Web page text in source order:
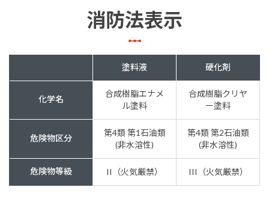
消防法表示
塗料液 硬化剤
化学名
合成樹脂エナメ
ル塗料
合成樹脂クリヤ
ー塗料
危険物区分
第4類 第1石油類
(非水溶性)
第4類 第2石油類
(非水溶性)
危険物等級 II（火気厳禁） III（火気厳禁）